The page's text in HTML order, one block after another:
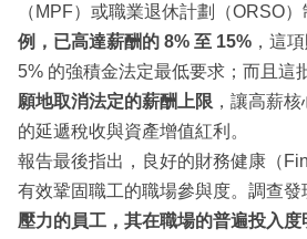
（MPF）或職業退休計劃（ORSO
例，已高達薪酬的 8% 至 15% ，這
5% 的強積金法定最低要求；而且這
願地取消法定的薪酬上限 ，讓高薪
的延遞稅收與資產增值紅利。
報告最後指出，良好的財務健康（
有效鞏固職工的職場參與度。調查發
壓力的員工，其在職場的普遍投入